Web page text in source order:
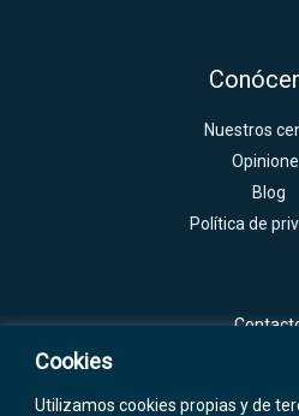
Cookies
Utilizamos cookies propias y de
Nuestros
Blog
Política de
08014